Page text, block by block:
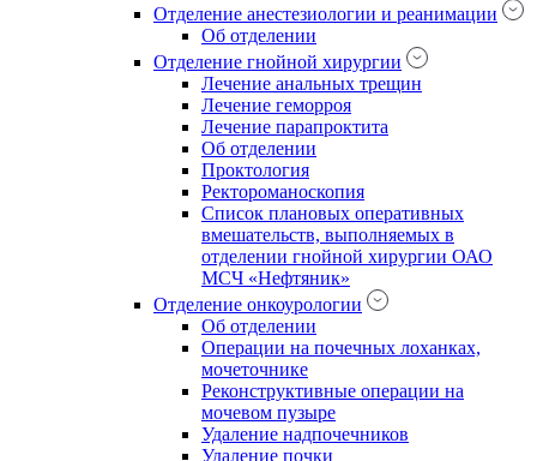
Отделение анестезиологии и реанимации
Об отделении
Отделение гнойной хирургии
Лечение анальных трещин
Лечение геморроя
Лечение парапроктита
Об отделении
Проктология
Ректороманоскопия
Список плановых оперативных
вмешательств, выполняемых в
отделении гнойной хирургии ОАО
МСЧ «Нефтяник»
Отделение онкоурологии
Об отделении
Операции на почечных лоханках,
мочеточнике
Реконструктивные операции на
мочевом пузыре
Удаление надпочечников
Удаление почки